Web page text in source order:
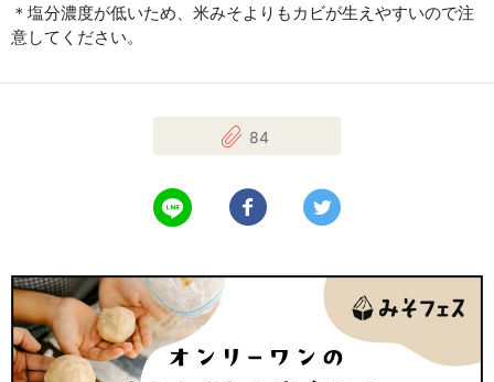
＊塩分濃度が低いため、米みそよりもカビが生えやすいので注
意してください。
84
LINEで送る Facebookでシェアする